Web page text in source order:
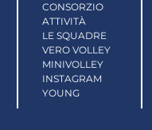
CONSORZIO
ATTIVITÀ
LE SQUADRE
VERO VOLLEY
MINIVOLLEY
INSTAGRAM
YOUNG